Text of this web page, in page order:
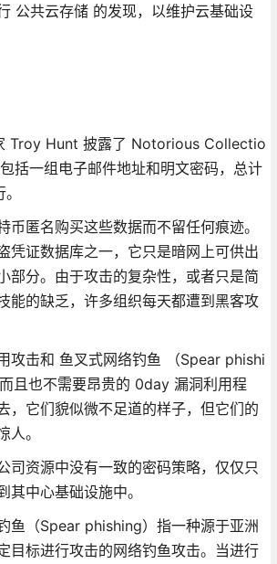
公共云存储 的发现，以维护云基础设
Troy Hunt 披露了 Notorious Collectio
括一组电子邮件地址和明文密码，总计
币匿名购买这些数据而不留任何痕迹。
凭证数据库之一，它只是暗网上可供出
部分。由于攻击的复杂性，或者只是简
能的缺乏，许多组织每天都遭到黑客攻
攻击和 鱼叉式网络钓鱼 （Spear phishi
且也不需要昂贵的 0day 漏洞利用程
，它们貌似微不足道的样子，但它们的
人。
司资源中没有一致的密码策略，仅仅只
其中心基础设施中。
鱼（Spear phishing）指一种源于亚洲
目标进行攻击的网络钓鱼攻击。当进行